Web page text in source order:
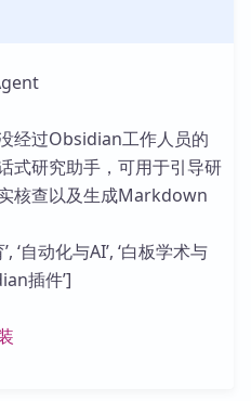
经过Obsidian工作人员的
式研究助手，可用于引导研
核查以及生成Markdown
‘自动化与AI’, ‘白板学术与
插件’]